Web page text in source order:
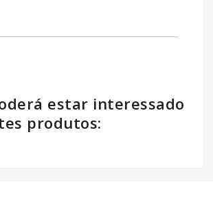
estar interessado
produtos: